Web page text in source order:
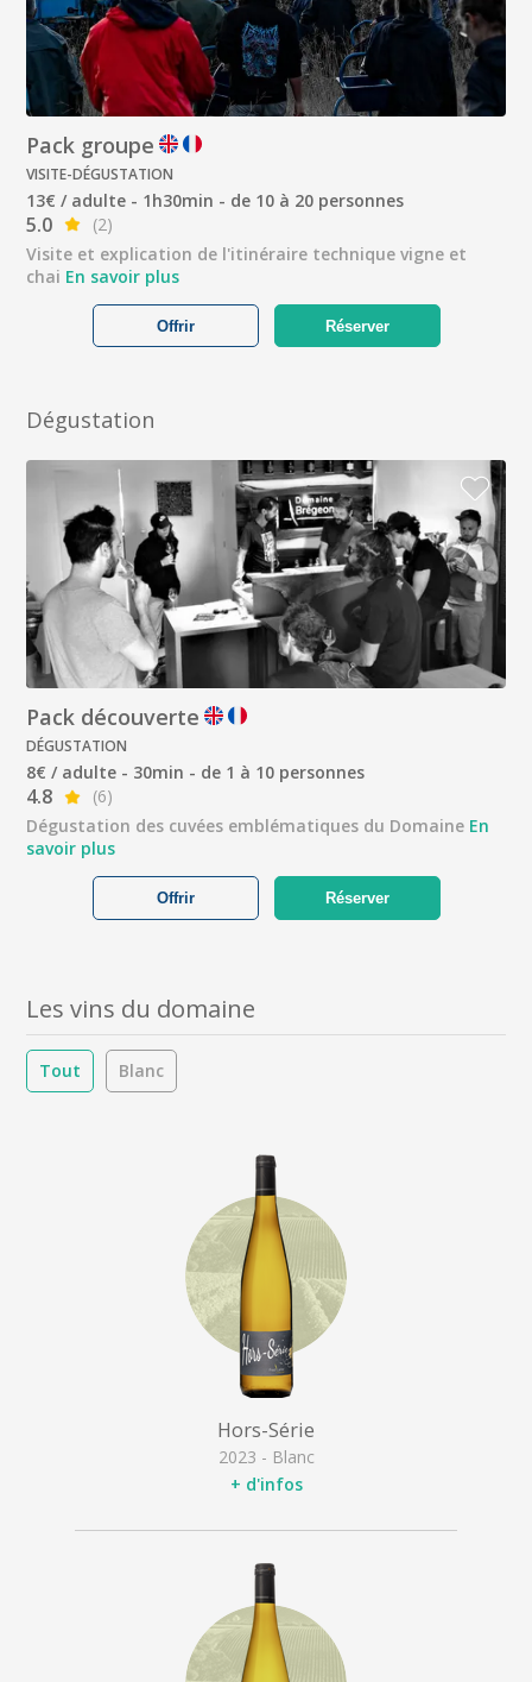
Pack groupe
VISITE-DÉGUSTATION
13€ / adulte - 1h30min - de 10 à 20 personnes
5.0
(2)
Visite et explication de l'itinéraire technique vigne et
chai En savoir plus
Réserver
Offrir
Dégustation
Pack découverte
DÉGUSTATION
8€ / adulte - 30min - de 1 à 10 personnes
4.8
(6)
Dégustation des cuvées emblématiques du Domaine En
savoir plus
Réserver
Offrir
Les vins du domaine
Tout Blanc
Hors-Série
2023 - Blanc
+ d'infos